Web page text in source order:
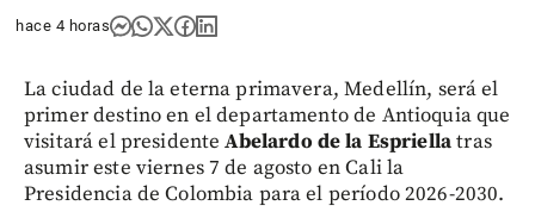
hace 4 horas
La ciudad de la eterna primavera, Medellín, será el
primer destino en el departamento de Antioquia que
visitará el presidente Abelardo de la Espriellatras
asumir este viernes 7 de agosto en Cali la
Presidencia de Colombia para el período 2026-2030.